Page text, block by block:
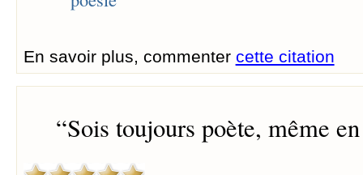
En savoir plus, commenter cette citation
“Sois toujours poète, même